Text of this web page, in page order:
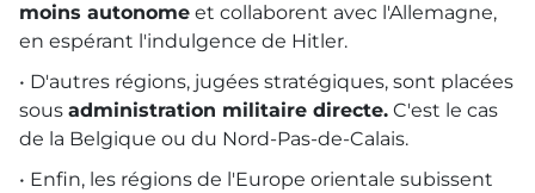
moins autonome et collaborent avec l'Allemagne,
en espérant l'indulgence de Hitler.
• D'autres régions, jugées stratégiques, sont placées
sous administration militaire directe. C'est le cas
de la Belgique ou du Nord-Pas-de-Calais.
• Enfin, les régions de l'Europe orientale subissent